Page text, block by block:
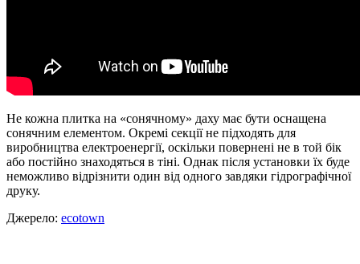
Не кожна плитка на «сонячному» даху має бути оснащена
сонячним елементом. Окремі секції не підходять для
виробництва електроенергії, оскільки повернені не в той бік
або постійно знаходяться в тіні. Однак після установки їх буде
неможливо відрізнити один від одного завдяки гідрографічної
друку.
Джерело: ecotown